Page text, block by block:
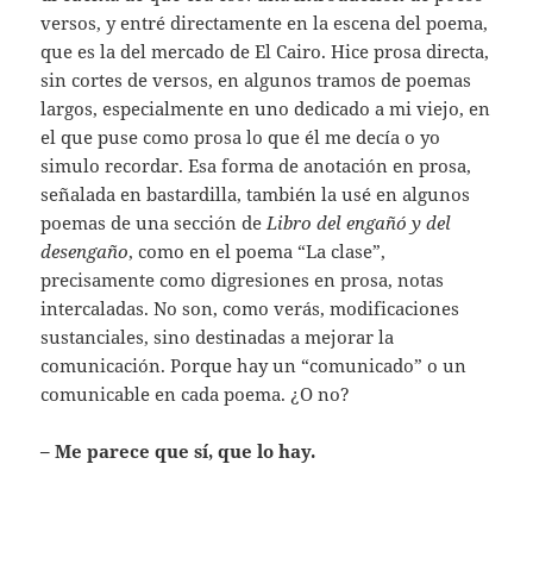
versos, y entré directamente en la escena del poema,
que es la del mercado de El Cairo. Hice prosa directa,
sin cortes de versos, en algunos tramos de poemas
largos, especialmente en uno dedicado a mi viejo, en
el que puse como prosa lo que él me decía o yo
simulo recordar. Esa forma de anotación en prosa,
señalada en bastardilla, también la usé en algunos
poemas de una sección deLibro del engañó y del
desengaño, como en el poema “La clase”,
precisamente como digresiones en prosa, notas
intercaladas. No son, como verás, modificaciones
sustanciales, sino destinadas a mejorar la
comunicación. Porque hay un “comunicado” o un
comunicable en cada poema. ¿O no?
– Me parece que sí, que lo hay.